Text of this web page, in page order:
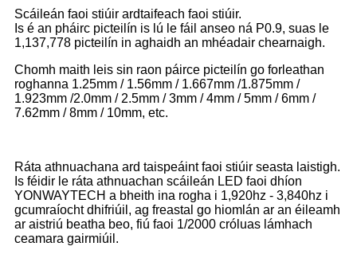
Scáileán faoi stiúir ardtaifeach faoi stiúir.
Is é an pháirc picteilín is lú le fáil anseo ná P0.9, suas le
1,137,778 picteilín in aghaidh an mhéadair chearnaigh.
Chomh maith leis sin raon páirce picteilín go forleathan
roghanna 1.25mm / 1.56mm / 1.667mm /1.875mm /
1.923mm /2.0mm / 2.5mm / 3mm / 4mm / 5mm / 6mm /
7.62mm / 8mm / 10mm, etc.
Ráta athnuachana ard taispeáint faoi stiúir seasta laistigh.
Is féidir le ráta athnuachan scáileán LED faoi dhíon
YONWAYTECH a bheith ina rogha i 1,920hz - 3,840hz i
gcumraíocht dhifriúil, ag freastal go hiomlán ar an éileamh
ar aistriú beatha beo, fiú faoi 1/2000 cróluas lámhach
ceamara gairmiúil.